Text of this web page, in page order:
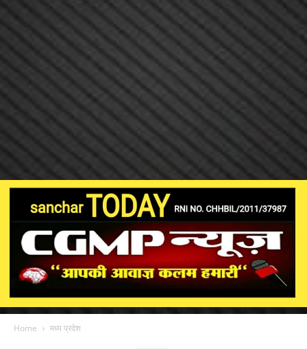
Home मध्य प्रदेश